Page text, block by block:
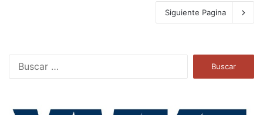
Siguiente Pagina
a